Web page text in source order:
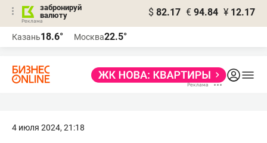
забронируй
валюту
$ 82.17 € 94.84 ¥ 12.17
Казань18.6° Москва22.5°
4 июля 2024, 21:18